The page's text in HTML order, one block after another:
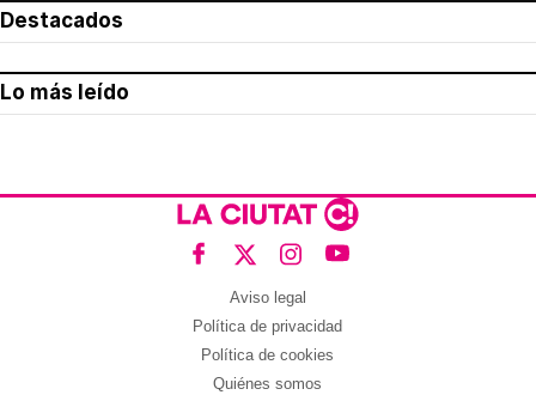
Destacados
Lo más leído
Aviso legal
Política de privacidad
Política de cookies
Quiénes somos